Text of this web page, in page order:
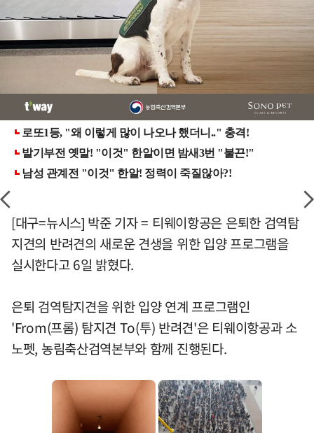
[대구=뉴시스] 박준 기자 = 티웨이항공은 은퇴한 검역탐
지견의 반려견의 새로운 견생을 위한 입양 프로그램을
실시한다고 6일 밝혔다.
은퇴 검역탐지견을 위한 입양 연계 프로그램인
'From(프롬) 탐지견 To(투) 반려견'은 티웨이항공과 소
노펫, 농림축산검역본부와 함께 진행된다.